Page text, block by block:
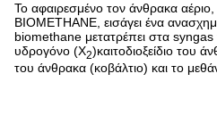
Το αφαιρεσμένο τον άνθρακα αέριο,
BIOMETHANE, εισάγει ένα
biomethane μετατρέπει στα syngas
υδρογόνο (Χ2)καιτοδιοξείδιο του
του άνθρακα (κοβάλτιο) και το